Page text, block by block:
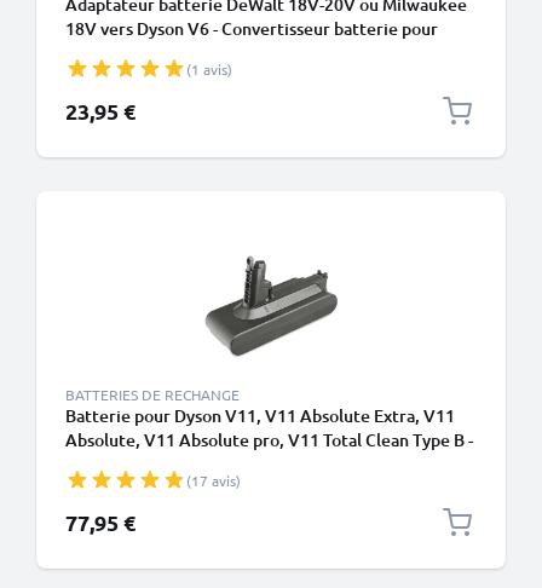
18V vers Dyson V6 - Convertisseur batterie pour
(1 avis)
23,95 €
BATTERIES DE RECHANGE
Batterie pour Dyson V11, V11 Absolute Extra, V11
Absolute, V11 Absolute pro, V11 Total Clean Type B -
(17 avis)
77,95 €